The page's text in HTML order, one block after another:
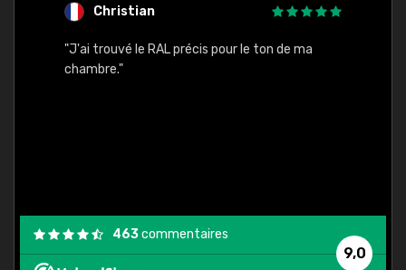
Christian
"J'ai trouvé le RAL précis pour le ton de ma
chambre."
9,0
463commentaires